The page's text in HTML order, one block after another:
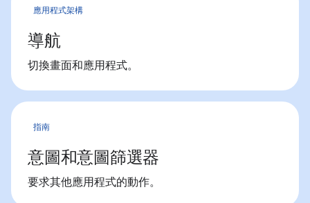
應用程式架構
導航
切換畫面和應用程式。
指南
意圖和意圖篩選器
要求其他應用程式的動作。